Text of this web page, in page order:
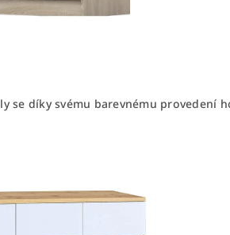
se díky svému barevnému provedení